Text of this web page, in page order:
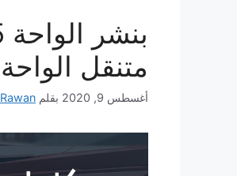
متنقل الواحة
أغسطس 9, 2020 بقلم Rawan